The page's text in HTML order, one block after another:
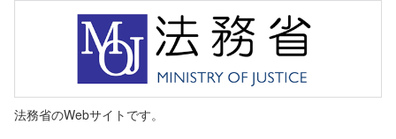
法務省のWebサイトです。